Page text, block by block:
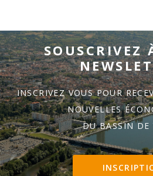
SOUSCRIVEZ
INSCRIVEZ VOUS POUR
NOUVELLES
DU BASSIN DE